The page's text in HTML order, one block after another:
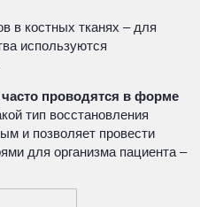
в костных тканях – для
используются
проводятся в форме
тип восстановления
и позволяет провести
для организма пациента –